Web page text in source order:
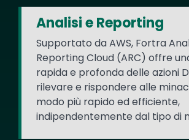
Analisi e Reporting
Supportato da AWS, Fortra
Reporting Cloud (ARC) offre
rapida e profonda delle azioni
rilevare e rispondere alle
modo più rapido ed efficiente,
indipendentemente dal tipo di